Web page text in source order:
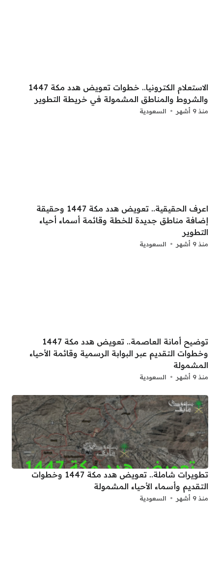
الاستعلام الكترونيا.. خطوات تعويض هدد مكة 1447
والشروط والمناطق المشمولة في خريطة التطوير
منذ 9 أشهر السعودية
اعرف الحقيقية.. تعويض هدد مكة 1447 وحقيقة
إضافة مناطق جديدة للخطة وقائمة أسماء أحياء
التطوير
منذ 9 أشهر السعودية
توضيح أمانة العاصمة.. تعويض هدد مكة 1447
وخطوات التقديم عبر البوابة الرسمية وقائمة الأحياء
المشمولة
منذ 9 أشهر السعودية
تطويرات شاملة.. تعويض هدد مكة 1447 وخطوات
التقديم وأسماء الأحياء المشمولة
منذ 9 أشهر السعودية